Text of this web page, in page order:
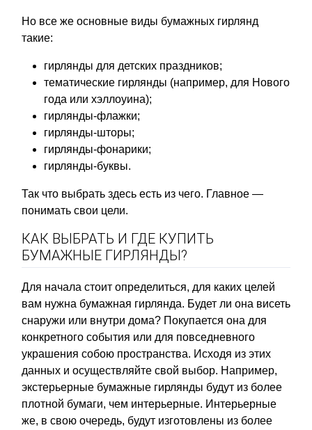
Но все же основные виды бумажных гирлянд
такие:
гирлянды для детских праздников;
тематические гирлянды (например, для Нового
года или хэллоуина);
гирлянды-флажки;
гирлянды-шторы;
гирлянды-фонарики;
гирлянды-буквы.
Так что выбрать здесь есть из чего. Главное —
понимать свои цели.
КАК ВЫБРАТЬ И ГДЕ КУПИТЬ
БУМАЖНЫЕ ГИРЛЯНДЫ?
Для начала стоит определиться, для каких целей
вам нужна бумажная гирлянда. Будет ли она висеть
снаружи или внутри дома? Покупается она для
конкретного события или для повседневного
украшения собою пространства. Исходя из этих
данных и осуществляйте свой выбор. Например,
экстерьерные бумажные гирлянды будут из более
плотной бумаги, чем интерьерные. Интерьерные
же, в свою очередь, будут изготовлены из более